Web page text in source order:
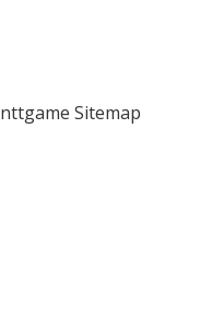
nttgame Sitemap